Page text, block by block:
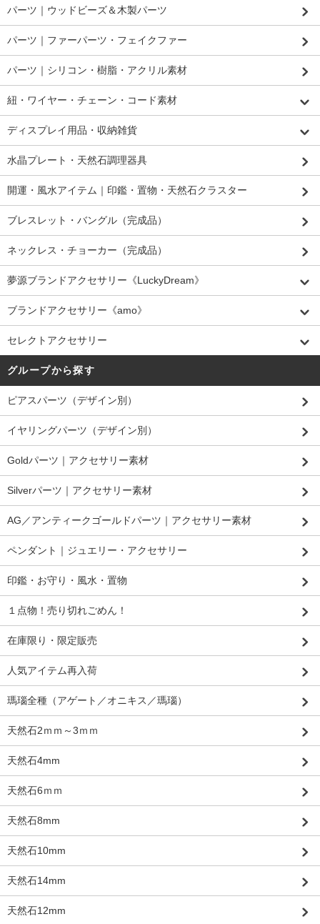
パーツ｜ウッドビーズ＆木製パーツ
パーツ｜ファーパーツ・フェイクファー
パーツ｜シリコン・樹脂・アクリル素材
紐・ワイヤー・チェーン・コード素材
ディスプレイ用品・収納雑貨
水晶プレート・天然石調理器具
開運・風水アイテム｜印鑑・置物・天然石クラスター
ブレスレット・バングル（完成品）
ネックレス・チョーカー（完成品）
夢源ブランドアクセサリー《LuckyDream》
ブランドアクセサリー《amo》
セレクトアクセサリー
グループから探す
ピアスパーツ（デザイン別）
イヤリングパーツ（デザイン別）
Goldパーツ｜アクセサリー素材
Silverパーツ｜アクセサリー素材
AG／アンティークゴールドパーツ｜アクセサリー素材
ペンダント｜ジュエリー・アクセサリー
印鑑・お守り・風水・置物
１点物！売り切れごめん！
在庫限り・限定販売
人気アイテム再入荷
瑪瑙全種（アゲート／オニキス／瑪瑙）
天然石2ｍｍ～3ｍｍ
天然石4mm
天然石6ｍｍ
天然石8mm
天然石10mm
天然石14mm
天然石12mm